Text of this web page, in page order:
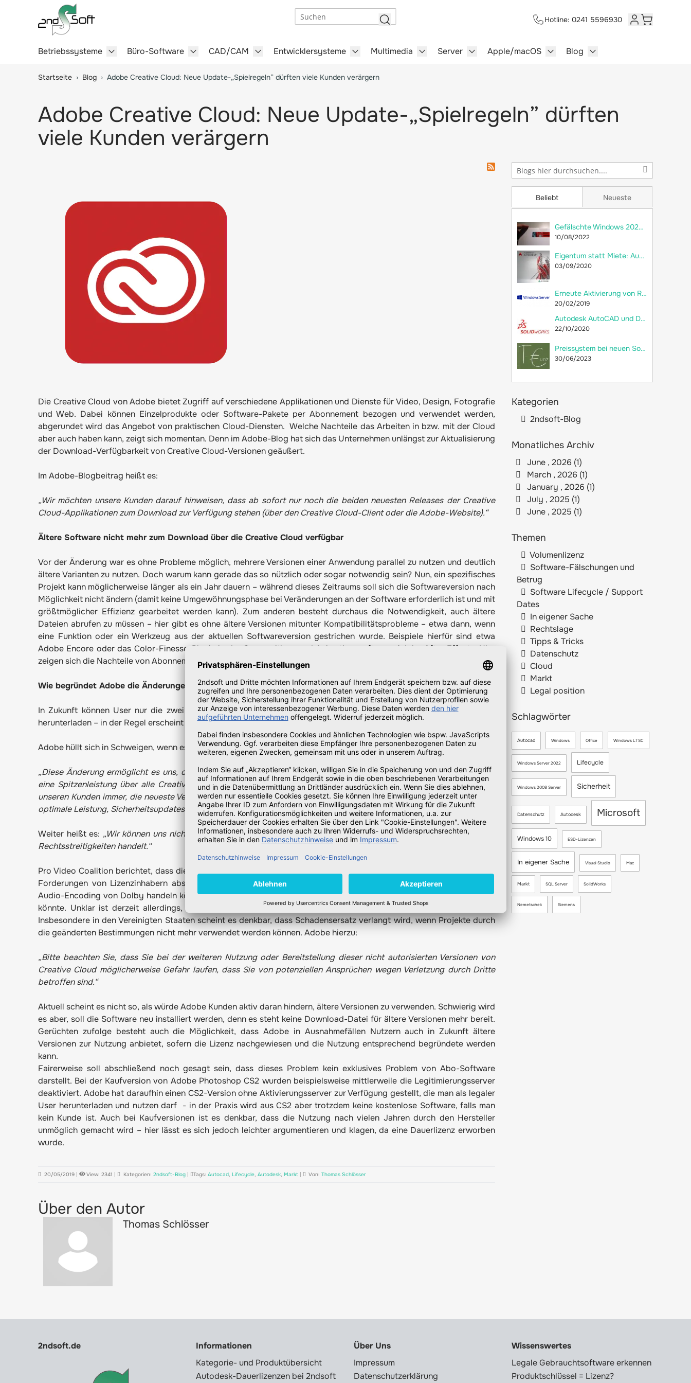
Betriebssysteme
Büro-Software
CAD/CAM
Entwicklersysteme
Multimedia
Server
Apple/macOS
Blog
Hotline: 0241 5596930 Kundenkonto
Warenkorb
Startseite › Blog › Adobe Creative Cloud: Neue Update-„Spielregeln” dürften viele Kunden verärgern
Adobe Creative Cloud: Neue Update-„Spielregeln” dürften
viele Kunden verärgern
Beliebt
Gefälschte Windows 2022 Server im Umlauf
10/08/2022
Eigentum statt Miete: Autodesk AutoCAD LT 2018 jetzt als Dauerlizenz bei 2ndsoft kaufen!
03/09/2020
Erneute Aktivierung von RDS-CALs und Neuerstellung der Remotedesktop-Lizenzdatenbank
20/02/2019
Autodesk AutoCAD und Dassault Systèmes SolidWorks: Welche Unterschiede gibt es?
22/10/2020
Preissystem bei neuen SolidWorks-Lizenzen: versteckte Preiserhöhung
30/06/2023
Neueste
Kategorien
2ndsoft-Blog
Monatliches Archiv
June , 2026 (1)
March , 2026 (1)
January , 2026 (1)
July , 2025 (1)
June , 2025 (1)
Themen
Volumenlizenz
Software-Fälschungen und
Betrug
Software Lifecycle / Support
Dates
In eigener Sache
Rechtslage
Tipps & Tricks
Datenschutz
Cloud
Markt
Legal position
Schlagwörter
Autocad Windows Office Windows LTSC
Windows Server 2022 Lifecycle
Windows 2008 Server Sicherheit
Datenschutz Autodesk Microsoft
Windows 10 ESD-Lizenzen
In eigener Sache Visual Studio Mac
Markt SQL Server SolidWorks
Nemetschek Siemens
Die Creative Cloud von Adobe bietet Zugriff auf verschiedene Applikationen und Dienste für Video, Design, Fotografie
und Web. Dabei können Einzelprodukte oder Software-Pakete per Abonnement bezogen und verwendet werden,
abgerundet wird das Angebot von praktischen Cloud-Diensten. Welche Nachteile das Arbeiten in bzw. mit der Cloud
aber auch haben kann, zeigt sich momentan. Denn im Adobe-Blog hat sich das Unternehmen unlängst zur Aktualisierung
der Download-Verfügbarkeit von Creative Cloud-Versionen geäußert.
Im Adobe-Blogbeitrag heißt es:
„Wir möchten unsere Kunden darauf hinweisen, dass ab sofort nur noch die beiden neuesten Releases der Creative
Cloud-Applikationen zum Download zur Verfügung stehen (über den Creative Cloud-Client oder die Adobe-Website).“
Ältere Software nicht mehr zum Download über die Creative Cloud verfügbar
Vor der Änderung war es ohne Probleme möglich, mehrere Versionen einer Anwendung parallel zu nutzen und deutlich
ältere Varianten zu nutzen. Doch warum kann gerade das so nützlich oder sogar notwendig sein? Nun, ein spezifisches
Projekt kann möglicherweise länger als ein Jahr dauern – während dieses Zeitraums soll sich die Softwareversion nach
Möglichkeit nicht ändern (damit keine Umgewöhnungsphase bei Veränderungen an der Software erforderlich ist und mit
größtmöglicher Effizienz gearbeitet werden kann). Zum anderen besteht durchaus die Notwendigkeit, auch ältere
Dateien abrufen zu müssen – hier gibt es ohne ältere Versionen mitunter Kompatibilitätsprobleme – etwa dann, wenn
eine Funktion oder ein Werkzeug aus der aktuellen Softwareversion gestrichen wurde. Beispiele hierfür sind etwa
Adobe Encore oder das Color-Finesse-Plugin in der Compositing- und Animationssoftware Adobe After Effects. Hier
zeigen sich die Nachteile von Abonnement-Modellen.
Wie begründet Adobe die Änderungen in der Updatepolitik?
In Zukunft können User nur die zwei neuesten Major Releases einer Software über die Creative Cloud-Verwaltung
herunterladen – in der Regel erscheint ein Major Release jährlich.
Adobe hüllt sich in Schweigen, wenn es um die Gründe für die Änderungen geht:
„Diese Änderung ermöglicht es uns, die von den Kunden am häufigsten nachgefragten Funktionen zu entwickeln und
eine Spitzenleistung über alle Creative- Cloud-Anwendungen und -Dienste hinweg zu gewährleisten. Wir empfehlen
unseren Kunden immer, die neueste Version der Creative Cloud zu verwenden, um Zugriff auf die neuesten Funktionen,
optimale Leistung, Sicherheitsupdates und andere Vorteile zu erhalten.“
Weiter heißt es: „Wir können uns nicht zu Ansprüchen wegen Verletzung durch Dritte äußern, da es sich um laufende
Rechtsstreitigkeiten handelt.“
Pro Video Coalition berichtet, dass die Hintergründe in einer Codec-Lizenz liegen könnten – Adobe könnte sich gegen
Forderungen von Lizenzinhabern absichern wollen. Andere Quellen spekulierenm dass es sich dabei um das AC3-
Audio-Encoding von Dolby handeln könnte, welches in den Jahren 2003 bis 2017 unzureichend lizenziert worden sein
könnte. Unklar ist derzeit allerdings, ob die Änderungen einen Anlass für rechtliche Auseinandersetzungen bieten.
Insbesondere in den Vereinigten Staaten scheint es denkbar, dass Schadensersatz verlangt wird, wenn Projekte durch
die geänderten Bestimmungen nicht mehr verwendet werden können. Adobe hierzu:
„Bitte beachten Sie, dass Sie bei der weiteren Nutzung oder Bereitstellung dieser nicht autorisierten Versionen von
Creative Cloud möglicherweise Gefahr laufen, dass Sie von potenziellen Ansprüchen wegen Verletzung durch Dritte
betroffen sind.“
Aktuell scheint es nicht so, als würde Adobe Kunden aktiv daran hindern, ältere Versionen zu verwenden. Schwierig wird
es aber, soll die Software neu installiert werden, denn es steht keine Download-Datei für ältere Versionen mehr bereit.
Gerüchten zufolge besteht auch die Möglichkeit, dass Adobe in Ausnahmefällen Nutzern auch in Zukunft ältere
Versionen zur Nutzung anbietet, sofern die Lizenz nachgewiesen und die Nutzung entsprechend begründete werden
kann.
Fairerweise soll abschließend noch gesagt sein, dass dieses Problem kein exklusives Problem von Abo-Software
darstellt. Bei der Kaufversion von Adobe Photoshop CS2 wurden beispielsweise mittlerweile die Legitimierungsserver
deaktiviert. Adobe hat daraufhin einen CS2-Version ohne Aktivierungsserver zur Verfügung gestellt, die man als legaler
User herunterladen und nutzen darf - in der Praxis wird aus CS2 aber trotzdem keine kostenlose Software, falls man
kein Kunde ist. Auch bei Kaufversionen ist es denkbar, dass die Nutzung nach vielen Jahren durch den Hersteller
unmöglich gemacht wird – hier lässt es sich jedoch leichter argumentieren und klagen, da eine Dauerlizenz erworben
wurde.
20/05/2019 | View: 2341 | Kategorien: 2ndsoft-Blog | Tags: Autocad, Lifecycle, Autodesk, Markt | Von: Thomas Schlösser
Über den Autor
Thomas Schlösser
2ndsoft.de
Informationen
Kategorie- und Produktübersicht
Autodesk-Dauerlizenzen bei 2ndsoft
Über Uns
Impressum
Datenschutzerklärung
Wissenswertes
Legale Gebrauchtsoftware erkennen
Produktschlüssel = Lizenz?